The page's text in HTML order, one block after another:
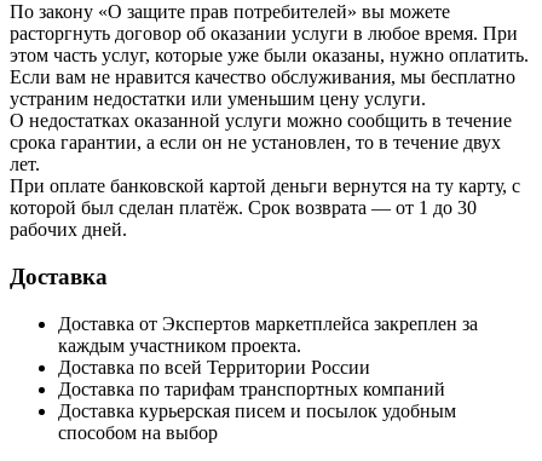
По закону «О защите прав потребителей» вы можете
расторгнуть договор об оказании услуги в любое время. При
этом часть услуг, которые уже были оказаны, нужно оплатить.
Если вам не нравится качество обслуживания, мы бесплатно
устраним недостатки или уменьшим цену услуги.
О недостатках оказанной услуги можно сообщить в течение
срока гарантии, а если он не установлен, то в течение двух
лет.
При оплате банковской картой деньги вернутся на ту карту, с
которой был сделан платёж. Срок возврата — от 1 до 30
рабочих дней.
Доставка
Доставка от Экспертов маркетплейса закреплен за
каждым участником проекта.
Доставка по всей Территории России
Доставка по тарифам транспортных компаний
Доставка курьерская писем и посылок удобным
способом на выбор